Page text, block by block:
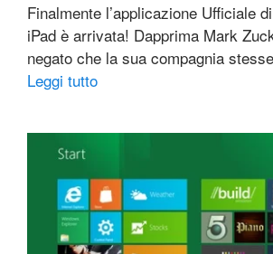
Finalmente l’applicazione Ufficiale
iPad è arrivata! Dapprima Mark
negato che la sua compagnia
Leggi tutto